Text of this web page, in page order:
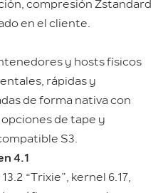
compresión Zstandard
en el cliente.
y hosts físicos
rápidas y
de forma nativa con
de tape y
S3.
4.1
“Trixie”, kernel 6.17,